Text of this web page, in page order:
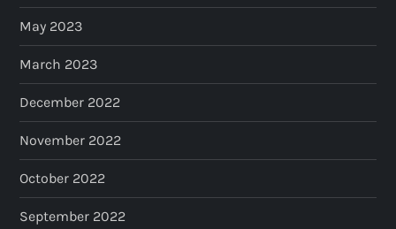
May 2023
March 2023
December 2022
November 2022
October 2022
September 2022